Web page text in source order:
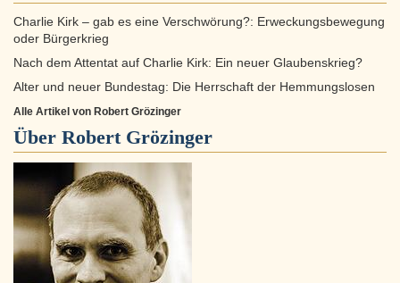
Charlie Kirk – gab es eine Verschwörung?: Erweckungsbewegung
oder Bürgerkrieg
Nach dem Attentat auf Charlie Kirk: Ein neuer Glaubenskrieg?
Alter und neuer Bundestag: Die Herrschaft der Hemmungslosen
Alle Artikel von Robert Grözinger
Über Robert Grözinger